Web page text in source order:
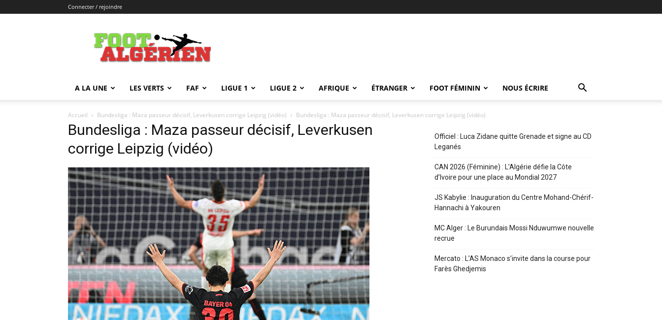
Connecter / rejoindre
FOOTALGERIEN
A LA UNE LES VERTS FAF LIGUE 1 LIGUE 2 AFRIQUE ÉTRANGER FOOT FÉMININ NOUS ÉCRIRE
Accueil Bundesliga : Maza passeur décisif, Leverkusen corrige Leipzig (vidéo) Bundesliga : Maza passeur décisif, Leverkusen corrige Leipzig (vidéo)
Bundesliga : Maza passeur décisif, Leverkusen
corrige Leipzig (vidéo)
Officiel : Luca Zidane quitte Grenade et signe au CD
Leganés
CAN 2026 (Féminine) : L’Algérie défie la Côte
d’Ivoire pour une place au Mondial 2027
JS Kabylie : Inauguration du Centre Mohand-Chérif-
Hannachi à Yakouren
MC Alger : Le Burundais Mossi Nduwumwe nouvelle
recrue
Mercato : L’AS Monaco s’invite dans la course pour
Farès Ghedjemis